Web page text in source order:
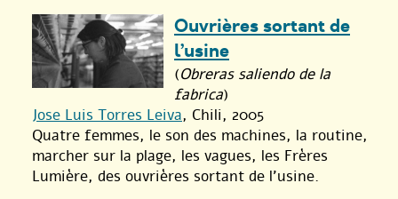
Ouvrières sortant de
l’usine
(Obreras saliendo de la
fabrica)
Jose Luis Torres Leiva, Chili, 2005
Quatre femmes, le son des machines, la routine,
marcher sur la plage, les vagues, les Frères
Lumière, des ouvrières sortant de l’usine.